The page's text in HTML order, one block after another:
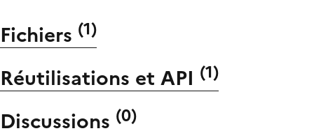
Fichiers (1)
Réutilisations et API (1)
Discussions (0)